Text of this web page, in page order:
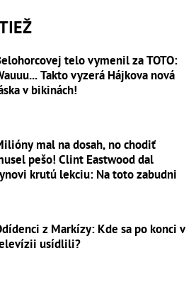
telo vymenil za TOTO:
Takto vyzerá Hájkova nová
v bikinách!
mal na dosah, no chodiť
pešo! Clint Eastwood dal
krutú lekciu: Na toto zabudni
z Markízy: Kde sa po konci v
usídlili?